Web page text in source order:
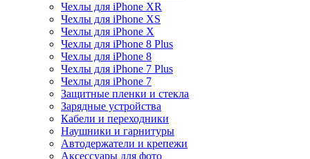
Чехлы для iPhone XR
Чехлы для iPhone XS
Чехлы для iPhone X
Чехлы для iPhone 8 Plus
Чехлы для iPhone 8
Чехлы для iPhone 7 Plus
Чехлы для iPhone 7
Защитные пленки и стекла
Зарядные устройства
Кабели и переходники
Наушники и гарнитуры
Автодержатели и крепежи
Аксессуары для фото